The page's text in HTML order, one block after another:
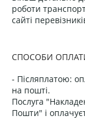
роботи
сайті
СПОСОБИ
- Післяплатою:
на пошті.
Послуга
Пошти" і